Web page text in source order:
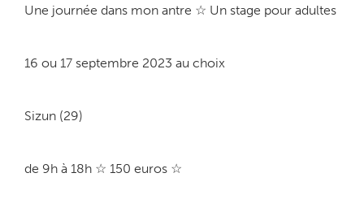
Une journée dans mon antre ☆ Un stage pour adultes
16 ou 17 septembre 2023 au choix
Sizun (29)
de 9h à 18h ☆ 150 euros ☆